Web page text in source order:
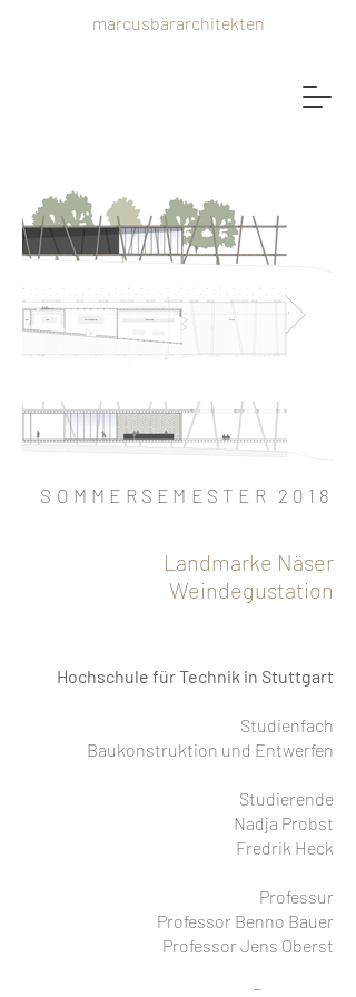
marcusbärarchitekten
SOMMERSEMESTER 2018
Landmarke Näser
Weindegustation
Hochschule für Technik in Stuttgart
Studienfach
Baukonstruktion und Entwerfen
Studierende
Nadja Probst
Fredrik Heck
Professur
Professor Benno Bauer
Professor Jens Oberst